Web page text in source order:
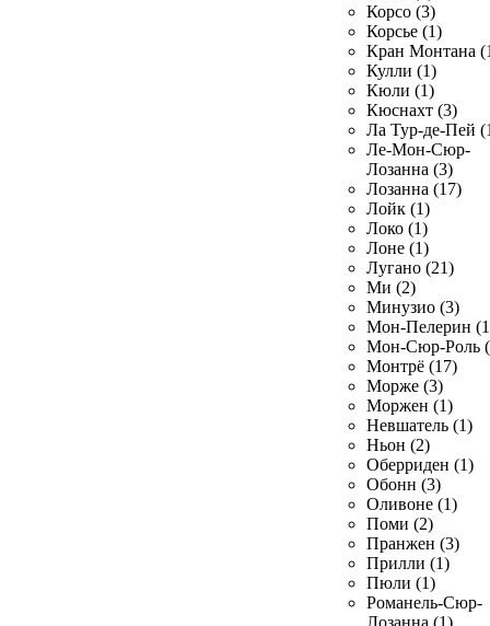
Корсо (3)
Корсье (1)
Кран Монтана
Кулли (1)
Кюли (1)
Кюснахт (3)
Ла Тур-де-Пей
Ле-Мон-Сюр-
Лозанна (3)
Лозанна (17)
Лойк (1)
Локо (1)
Лоне (1)
Лугано (21)
Ми (2)
Минузио (3)
Мон-Пелерин
Мон-Сюр-Роль
Монтрё (17)
Морже (3)
Моржен (1)
Невшатель (1)
Ньон (2)
Оберриден (1)
Обонн (3)
Оливоне (1)
Поми (2)
Пранжен (3)
Прилли (1)
Пюли (1)
Романель-Сюр-
Лозанна (1)